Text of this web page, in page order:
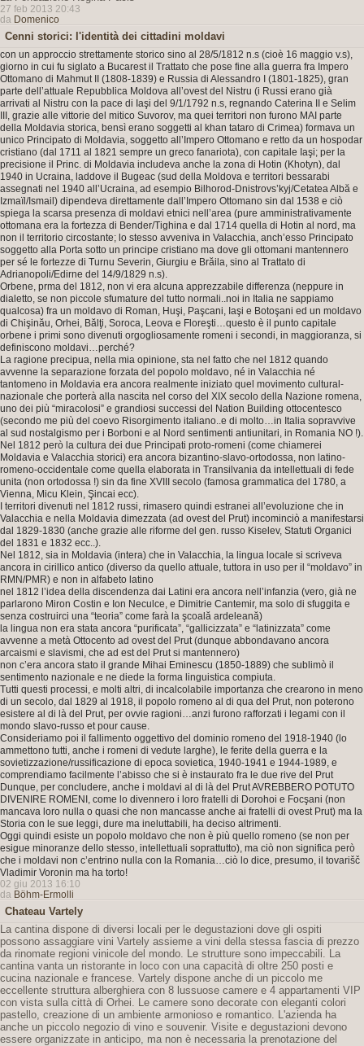
27 feb 2013 20:43
da Domenico
Cenni storici: l'identità dei cittadini moldavi
con un approccio strettamente storico sino al 28/5/1812 n.s (cioè 16 maggio v.s),
giorno in cui fu siglato a Bucarest il Trattato che pose fine alla guerra fra Impero
Ottomano di Mahmut II (1808-1839) e Russia di Alessandro I (1801-1825), gran
parte dell’attuale Repubblica Moldova all’ovest del Nistru (i Russi erano già
arrivati al Nistru con la pace di Iaşi del 9/1/1792 n.s, regnando Caterina II e Selim
III, grazie alle vittorie del mitico Suvorov, ma quei territori non furono MAI parte
della Moldavia storica, bensì erano soggetti al khan tataro di Crimea) formava un
unico Principato di Moldavia, soggetto all’Impero Ottomano e retto da un hospodar
cristiano (dal 1711 al 1821 sempre un greco fanariota), con capitale Iaşi; per la
precisione il Princ. di Moldavia includeva anche la zona di Hotin (Khotyn), dal
1940 in Ucraina, laddove il Bugeac (sud della Moldova e territori bessarabi
assegnati nel 1940 all’Ucraina, ad esempio Bilhorod-Dnistrovs’kyj/Cetatea Albă e
Izmaïl/Ismail) dipendeva direttamente dall’Impero Ottomano sin dal 1538 e ciò
spiega la scarsa presenza di moldavi etnici nell’area (pure amministrativamente
ottomana era la fortezza di Bender/Tighina e dal 1714 quella di Hotin al nord, ma
non il territorio circostante; lo stesso avveniva in Valacchia, anch’esso Principato
soggetto alla Porta sotto un principe cristiano ma dove gli ottomani mantennero
per sé le fortezze di Turnu Severin, Giurgiu e Brăila, sino al Trattato di
Adrianopoli/Edirne del 14/9/1829 n.s).
Orbene, prma del 1812, non vi era alcuna apprezzabile differenza (neppure in
dialetto, se non piccole sfumature del tutto normali..noi in Italia ne sappiamo
qualcosa) fra un moldavo di Roman, Huşi, Paşcani, Iaşi e Botoşani ed un moldavo
di Chişinău, Orhei, Bălţi, Soroca, Leova e Floreşti…questo è il punto capitale
orbene i primi sono divenuti orgogliosamente romeni i secondi, in maggioranza, si
definiscono moldavi…perché?
La ragione precipua, nella mia opinione, sta nel fatto che nel 1812 quando
avvenne la separazione forzata del popolo moldavo, né in Valacchia né
tantomeno in Moldavia era ancora realmente iniziato quel movimento cultural-
nazionale che porterà alla nascita nel corso del XIX secolo della Nazione romena,
uno dei più “miracolosi” e grandiosi successi del Nation Building ottocentesco
(secondo me più del coevo Risorgimento italiano..e di molto…in Italia sopravvive
al sud nostalgismo per i Borboni e al Nord sentimenti antiunitari, in Romania NO !).
Nel 1812 però la cultura dei due Principati proto-romeni (come chiamerei
Moldavia e Valacchia storici) era ancora bizantino-slavo-ortodossa, non latino-
romeno-occidentale come quella elaborata in Transilvania da intellettuali di fede
unita (non ortodossa !) sin da fine XVIII secolo (famosa grammatica del 1780, a
Vienna, Micu Klein, Şincai ecc).
I territori divenuti nel 1812 russi, rimasero quindi estranei all’evoluzione che in
Valacchia e nella Moldavia dimezzata (ad ovest del Prut) incominciò a manifestarsi
dal 1829-1830 (anche grazie alle riforme del gen. russo Kiselev, Statuti Organici
del 1831 e 1832 ecc..).
Nel 1812, sia in Moldavia (intera) che in Valacchia, la lingua locale si scriveva
ancora in cirillico antico (diverso da quello attuale, tuttora in uso per il “moldavo” in
RMN/PMR) e non in alfabeto latino
nel 1812 l’idea della discendenza dai Latini era ancora nell’infanzia (vero, già ne
parlarono Miron Costin e Ion Neculce, e Dimitrie Cantemir, ma solo di sfuggita e
senza costruirci una “teoria” come farà la şcoală ardeleană)
la lingua non era stata ancora “purificata”, “gallicizzata” e “latinizzata” come
avvenne a metà Ottocento ad ovest del Prut (dunque abbondavano ancora
arcaismi e slavismi, che ad est del Prut si mantennero)
non c’era ancora stato il grande Mihai Eminescu (1850-1889) che sublimò il
sentimento nazionale e ne diede la forma linguistica compiuta.
Tutti questi processi, e molti altri, di incalcolabile importanza che crearono in meno
di un secolo, dal 1829 al 1918, il popolo romeno al di qua del Prut, non poterono
esistere al di là del Prut, per ovvie ragioni…anzi furono rafforzati i legami con il
mondo slavo-russo et pour cause.
Consideriamo poi il fallimento oggettivo del dominio romeno del 1918-1940 (lo
ammettono tutti, anche i romeni di vedute larghe), le ferite della guerra e la
sovietizzazione/russificazione di epoca sovietica, 1940-1941 e 1944-1989, e
comprendiamo facilmente l’abisso che si è instaurato fra le due rive del Prut
Dunque, per concludere, anche i moldavi al di là del Prut AVREBBERO POTUTO
DIVENIRE ROMENI, come lo divennero i loro fratelli di Dorohoi e Focşani (non
mancava loro nulla o quasi che non mancasse anche ai fratelli di ovest Prut) ma la
Storia con le sue leggi, dure ma ineluttabili, ha deciso altrimenti.
Oggi quindi esiste un popolo moldavo che non è più quello romeno (se non per
esigue minoranze dello stesso, intellettuali soprattutto), ma ciò non significa però
che i moldavi non c’entrino nulla con la Romania…ciò lo dice, presumo, il tovarišč
Vladimir Voronin ma ha torto!
02 giu 2013 16:10
da Böhm-Ermolli
Chateau Vartely
La cantina dispone di diversi locali per le degustazioni dove gli ospiti
possono assaggiare vini Vartely assieme a vini della stessa fascia di prezzo
da rinomate regioni vinicole del mondo. Le strutture sono impeccabili. La
cantina vanta un ristorante in loco con una capacità di oltre 250 posti e
cucina nazionale e francese. Vartely dispone anche di un piccolo me
eccellente struttura alberghiera con 8 lussuose camere e 4 appartamenti VIP
con vista sulla città di Orhei. Le camere sono decorate con eleganti colori
pastello, creazione di un ambiente armonioso e romantico. L'azienda ha
anche un piccolo negozio di vino e souvenir. Visite e degustazioni devono
essere organizzate in anticipo, ma non è necessaria la prenotazione del